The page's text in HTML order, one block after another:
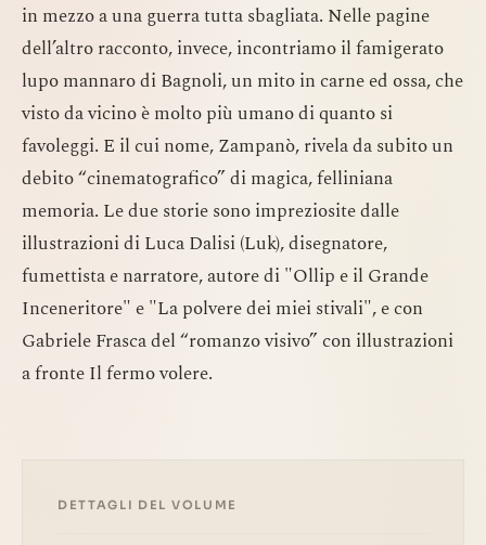
in mezzo a una guerra tutta sbagliata. Nelle pagine
dell’altro racconto, invece, incontriamo il famigerato
lupo mannaro di Bagnoli, un mito in carne ed ossa, che
visto da vicino è molto più umano di quanto si
favoleggi. E il cui nome, Zampanò, rivela da subito un
debito “cinematografico” di magica, felliniana
memoria. Le due storie sono impreziosite dalle
illustrazioni di Luca Dalisi (Luk), disegnatore,
fumettista e narratore, autore di "Ollip e il Grande
Inceneritore" e "La polvere dei miei stivali", e con
Gabriele Frasca del “romanzo visivo” con illustrazioni
a fronte Il fermo volere.
DETTAGLI DEL VOLUME